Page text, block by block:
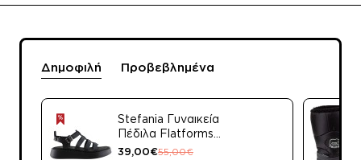
Δημοφιλή Προβεβλημένα
Stefania Γυναικεία
Πέδιλα Flatforms
Δέρμα 3843 Ταμπά
39,00€55,00€